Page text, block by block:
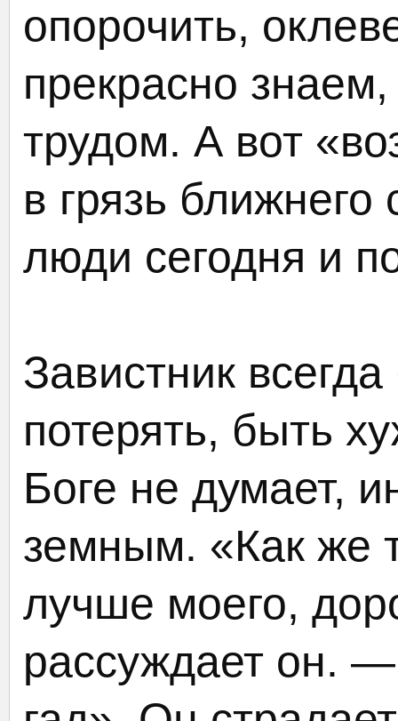
опорочить,
прекрасно
трудом. А вот
в грязь ближнего
люди сегодня и
Завистник
потерять, быть
Боге не думает,
земным. «Как же
лучше моего,
рассуждает он.